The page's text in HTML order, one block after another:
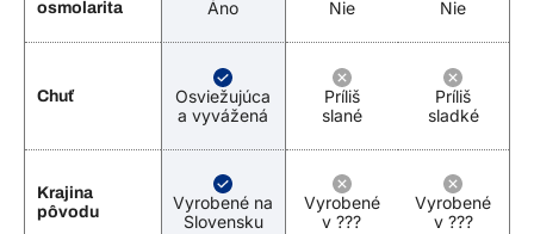
osmolarita
Áno Nie Nie
Chuť
Osviežujúca
a vyvážená
Príliš
slané
Príliš
sladké
Krajina
pôvodu
Vyrobené na
Slovensku
Vyrobené
v ???
Vyrobené
v ???